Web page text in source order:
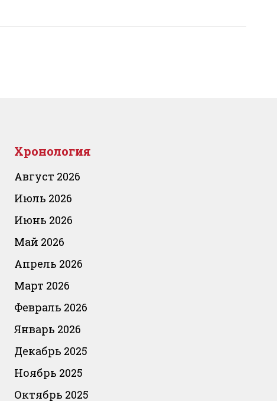
Хронология
Август 2026
Июль 2026
Июнь 2026
Май 2026
Апрель 2026
Март 2026
Февраль 2026
Январь 2026
Декабрь 2025
Ноябрь 2025
Октябрь 2025